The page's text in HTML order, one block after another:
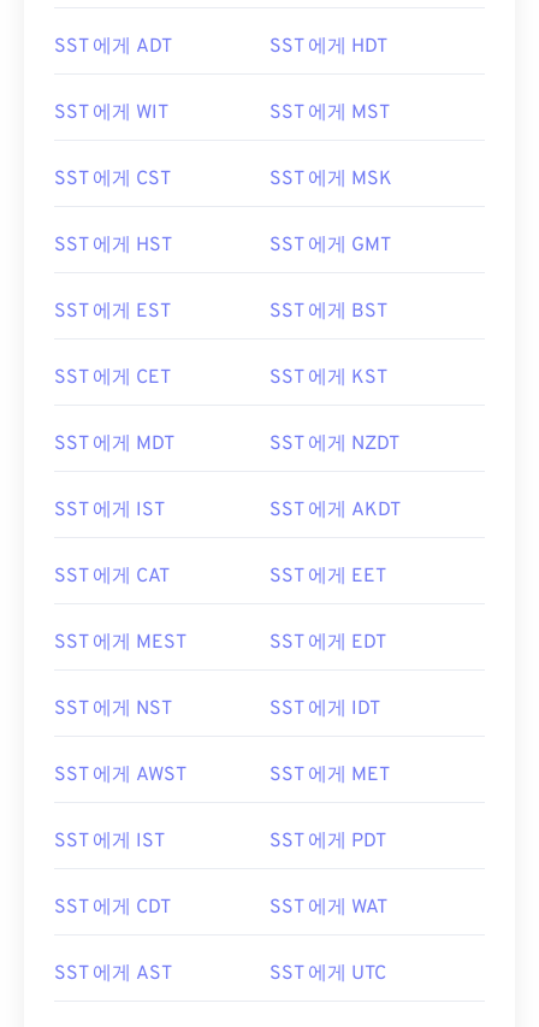
SST 에게 ADT SST 에게 HDT
SST 에게 WIT SST 에게 MST
SST 에게 CST SST 에게 MSK
SST 에게 HST SST 에게 GMT
SST 에게 EST SST 에게 BST
SST 에게 CET SST 에게 KST
SST 에게 MDT SST 에게 NZDT
SST 에게 IST SST 에게 AKDT
SST 에게 CAT SST 에게 EET
SST 에게 MEST SST 에게 EDT
SST 에게 NST SST 에게 IDT
SST 에게 AWST SST 에게 MET
SST 에게 IST SST 에게 PDT
SST 에게 CDT SST 에게 WAT
SST 에게 AST SST 에게 UTC